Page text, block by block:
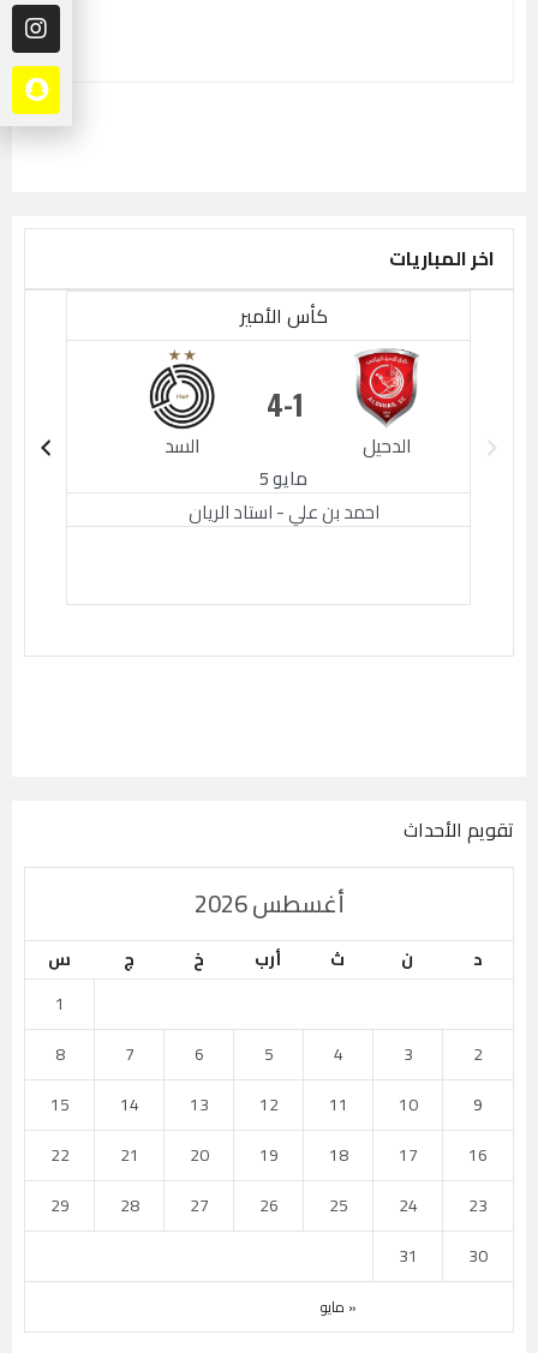
اخر المباريات
كأس الأمير
الدحيل
1
السد
4
مايو 5
احمد بن علي - استاد الريان
تقويم الأحداث
أغسطس 2026
د ن ث أرب خ ج س
« مايو
1
2
3
4
5
6
7
8
9
10
11
12
13
14
15
16
17
18
19
20
21
22
23
24
25
26
27
28
29
30
31